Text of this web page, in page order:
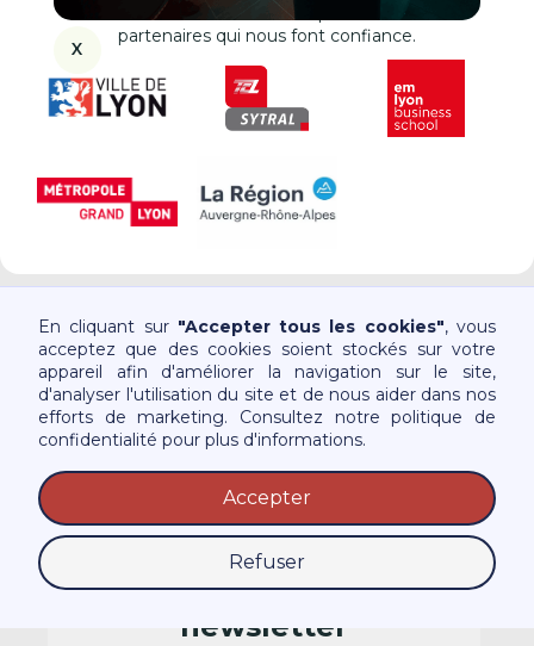
Le Petit Paumé est soutenu par de nombreux
partenaires qui nous font confiance.
En cliquant sur "Accepter tous les cookies", vous
acceptez que des cookies soient stockés sur votre
appareil afin d'améliorer la navigation sur le site,
d'analyser l'utilisation du site et de nous aider dans nos
efforts de marketing. Consultez notre politique de
confidentialité pour plus d'informations.
Refuser
Accepter
Consulter les guides
Abonnez-vous à la
newsletter
X